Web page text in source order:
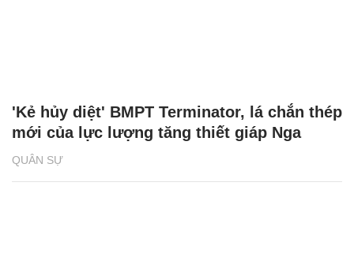
QUÂN SỰ
'Kẻ hủy diệt' BMPT Terminator, lá chắn thép
mới của lực lượng tăng thiết giáp Nga